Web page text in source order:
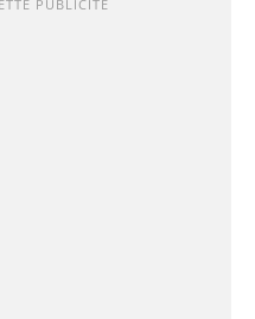
PUBLICITÉ